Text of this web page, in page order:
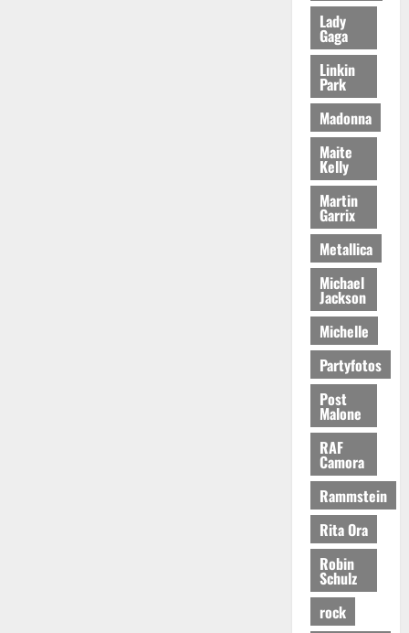
Lady
Gaga
Linkin
Park
Madonna
Maite
Kelly
Martin
Garrix
Metallica
Michael
Jackson
Michelle
Partyfotos
Post
Malone
RAF
Camora
Rammstein
Rita Ora
Robin
Schulz
rock